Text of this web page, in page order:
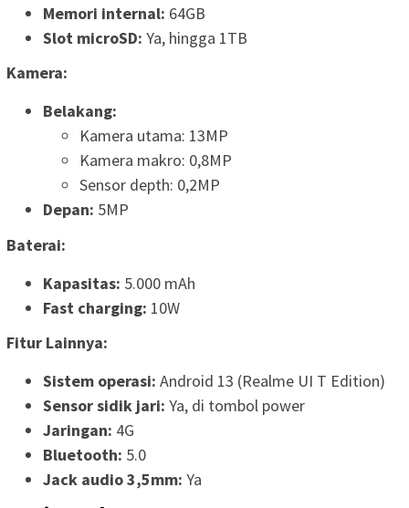
Memori internal: 64GB
Slot microSD: Ya, hingga 1TB
Kamera:
Belakang:
Kamera utama: 13MP
Kamera makro: 0,8MP
Sensor depth: 0,2MP
Depan: 5MP
Baterai:
Kapasitas: 5.000 mAh
Fast charging: 10W
Fitur Lainnya:
Sistem operasi: Android 13 (Realme UI T Edition)
Sensor sidik jari: Ya, di tombol power
Jaringan: 4G
Bluetooth: 5.0
Jack audio 3,5mm: Ya